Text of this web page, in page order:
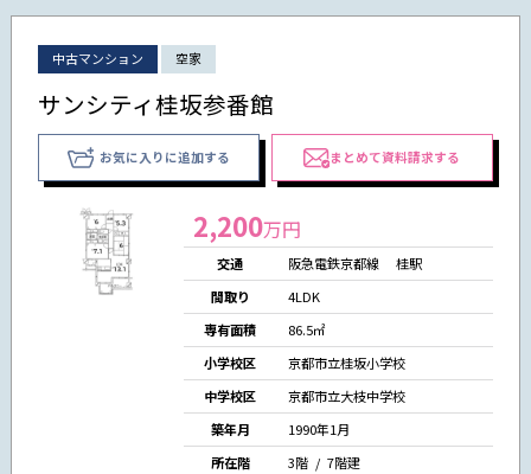
中古マンション 空家
サンシティ桂坂参番館
お気に入りに追加する まとめて資料請求する
2,200万円
交通
阪急電鉄京都線 桂駅
間取り
4LDK
専有面積
86.5㎡
小学校区
京都市立桂坂小学校
中学校区
京都市立大枝中学校
築年月
1990年1月
所在階
3階 / 7階建